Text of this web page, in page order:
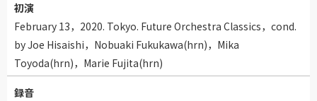
初演
February 13，2020. Tokyo. Future Orchestra Classics，cond.
by Joe Hisaishi，Nobuaki Fukukawa(hrn)，Mika
Toyoda(hrn)，Marie Fujita(hrn)
録音